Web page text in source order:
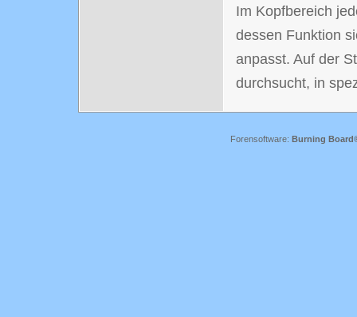
Im Kopfbereich
dessen Funktion
anpasst. Auf der
durchsucht, in
Forensoftware: Burning